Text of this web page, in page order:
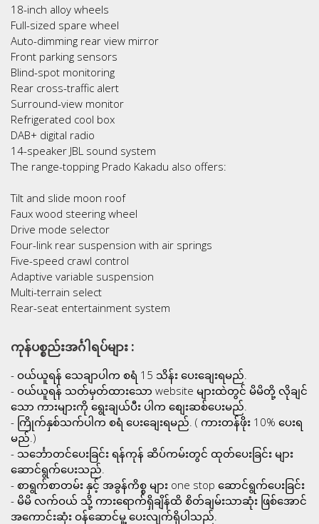
18-inch alloy wheels
Full-sized spare wheel
Auto-dimming rear view mirror
Front parking sensors
Blind-spot monitoring
Rear cross-traffic alert
Surround-view monitor
Refrigerated cool box
DAB+ digital radio
14-speaker JBL sound system
The range-topping Prado Kakadu also offers:
Tilt and slide moon roof
Faux wood steering wheel
Drive mode selector
Four-link rear suspension with air springs
Five-speed crawl control
Adaptive variable suspension
Multi-terrain select
Rear-seat entertainment system
ကုန်ပစ္စည်းအင်္ဂါရပ်များ :
- ဝယ်ယူရန် သေချာပါက စရံ 15 သိန်း ပေးချေးရမည်.
- ဝယ်ယူရန် သတ်မှတ်ထားသော website များထဲတွင် မိမိတို့ လိုချင်
သော ကားများကို ရွေးချယ်ပီး ပါက စျေးဆစ်ပေးမည်.
- ကြိုက်နှစ်သက်ပါက စရံ ပေးချေးရမည်. ( ကားတန်ဖိုး 10% ပေးရ
မည်.)
- သင်္ဘောတင်ပေးခြင်း ရန်ကုန် ဆိပ်ကမ်းတွင် ထုတ်ပေးခြင်း များ
ဆောင်ရွက်ပေးသည်.
- စာရွက်စာတမ်း နှင့် အခွန်ကိစ္စ များ one stop ဆောင်ရွက်ပေးခြင်း
- မိမိ လက်ဝယ် သို့ ကားရောက်ရှိချိန်ထိ စိတ်ချမ်းသာဆုံး ဖြစ်အောင်
အကောင်းဆုံး ဝန်ဆောင်မူ့ ပေးလျက်ရှိပါသည်.